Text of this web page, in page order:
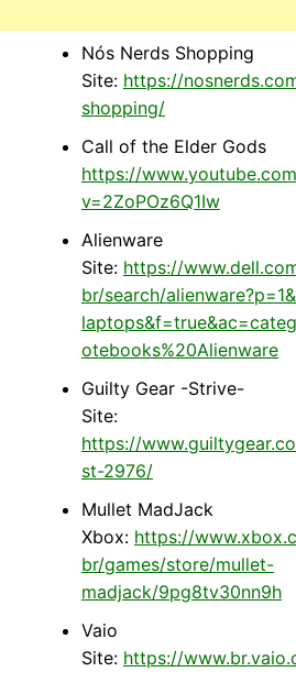
Nós Nerds Shopping
Site: https://
shopping/
Call of the Elder Gods
https://
v=2ZoPOz6Q1Iw
Alienware
Site: https://
br/search/
otebooks%20Alienware
Guilty Gear -Strive-
Site:
https://
st-2976/
Mullet MadJack
Xbox: https://
br/games/store/mullet-
madjack/9pg8tv30nn9h
Vaio
Site: https://